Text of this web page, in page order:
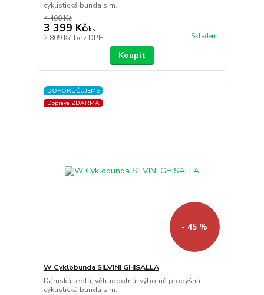
cyklistická bunda s m...
4 490 Kč
3 399 Kč/ks
2 809 Kč bez DPH Skladem
Koupit
DOPORUČUJEME
Doprava ZDARMA
- 45 %
W Cyklobunda SILVINI GHISALLA
Dámská teplá, větruodolná, výborně prodyšná
cyklistická bunda s m...